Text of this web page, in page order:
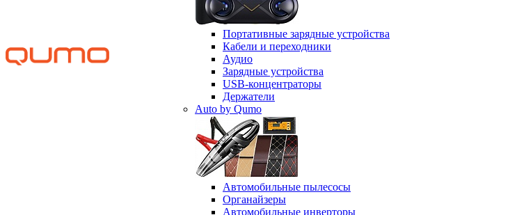
Портативные зарядные устройства
Кабели и переходники
Аудио
Зарядные устройства
USB-концентраторы
Держатели
Auto by Qumo
Автомобильные пылесосы
Органайзеры
Автомобильные инверторы